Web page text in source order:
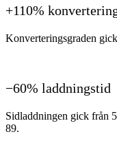
+110%
Konverteringsgraden
−60% laddningstid
Sidladdningen gick från
89.